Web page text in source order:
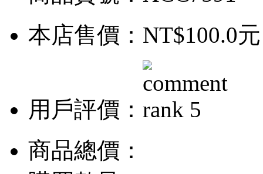
本店售價： NT$100.0元
用戶評價：
商品總價：